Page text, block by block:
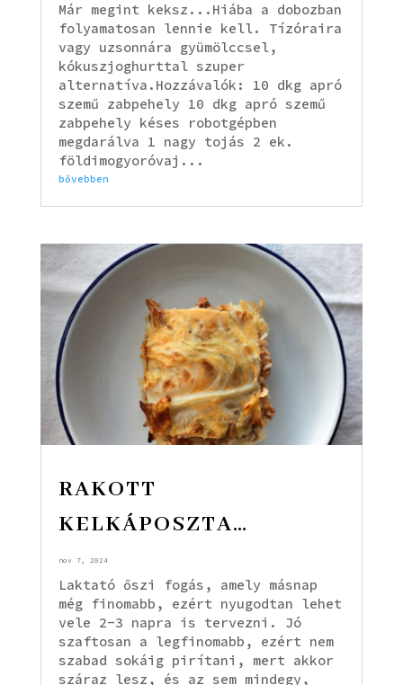
Már megint keksz...Hiába a dobozban
folyamatosan lennie kell. Tízóraira
vagy uzsonnára gyümölccsel,
kókuszjoghurttal szuper
alternatíva.Hozzávalók: 10 dkg apró
szemű zabpehely 10 dkg apró szemű
zabpehely késes robotgépben
megdarálva 1 nagy tojás 2 ek.
földimogyoróvaj...
bővebben
RAKOTT
KELKÁPOSZTA…
nov 7, 2024
Laktató őszi fogás, amely másnap
még finomabb, ezért nyugodtan lehet
vele 2-3 napra is tervezni. Jó
szaftosan a legfinomabb, ezért nem
szabad sokáig pirítani, mert akkor
száraz lesz, és az sem mindegy,